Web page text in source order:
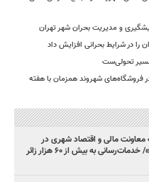
و مدیریت بحران شهر تهران
را در شرایط بحرانی افزایش داد
مسیر تحولی‌ست
در فروشگاه‌های شهروند همزمان با هفته
معاونت مالی و اقتصاد شهری در
به بیش از ۶۰ هزار زائر